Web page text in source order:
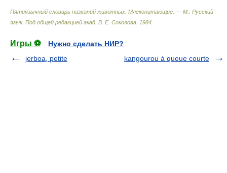
Пятиязычный словарь названий животных. Млекопитающие. — М.: Русский
язык. Под общей редакцией акад. В. Е. Соколова 1984
Игры ⚽
Нужно сделать НИР?
jerboa, petite
kangourou à queue courte